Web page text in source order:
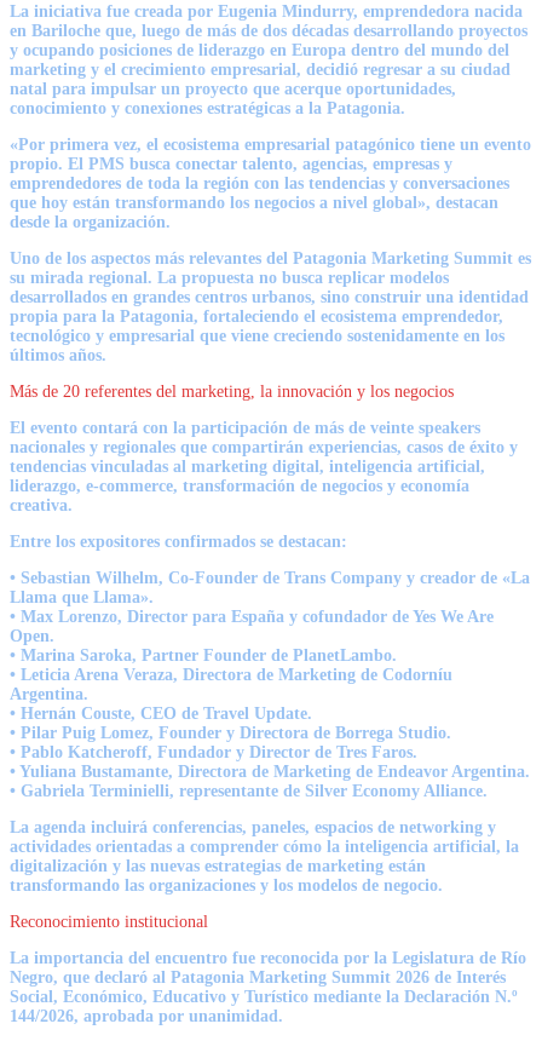
La iniciativa fue creada por Eugenia Mindurry, emprendedora nacida
en Bariloche que, luego de más de dos décadas desarrollando proyectos
y ocupando posiciones de liderazgo en Europa dentro del mundo del
marketing y el crecimiento empresarial, decidió regresar a su ciudad
natal para impulsar un proyecto que acerque oportunidades,
conocimiento y conexiones estratégicas a la Patagonia.
«Por primera vez, el ecosistema empresarial patagónico tiene un evento
propio. El PMS busca conectar talento, agencias, empresas y
emprendedores de toda la región con las tendencias y conversaciones
que hoy están transformando los negocios a nivel global», destacan
desde la organización.
Uno de los aspectos más relevantes del Patagonia Marketing Summit es
su mirada regional. La propuesta no busca replicar modelos
desarrollados en grandes centros urbanos, sino construir una identidad
propia para la Patagonia, fortaleciendo el ecosistema emprendedor,
tecnológico y empresarial que viene creciendo sostenidamente en los
últimos años.
Más de 20 referentes del marketing, la innovación y los negocios
El evento contará con la participación de más de veinte speakers
nacionales y regionales que compartirán experiencias, casos de éxito y
tendencias vinculadas al marketing digital, inteligencia artificial,
liderazgo, e-commerce, transformación de negocios y economía
creativa.
Entre los expositores confirmados se destacan:
• Sebastian Wilhelm, Co-Founder de Trans Company y creador de «La
Llama que Llama».
• Max Lorenzo, Director para España y cofundador de Yes We Are
Open.
• Marina Saroka, Partner Founder de PlanetLambo.
• Leticia Arena Veraza, Directora de Marketing de Codorníu
Argentina.
• Hernán Couste, CEO de Travel Update.
• Pilar Puig Lomez, Founder y Directora de Borrega Studio.
• Pablo Katcheroff, Fundador y Director de Tres Faros.
• Yuliana Bustamante, Directora de Marketing de Endeavor Argentina.
• Gabriela Terminielli, representante de Silver Economy Alliance.
La agenda incluirá conferencias, paneles, espacios de networking y
actividades orientadas a comprender cómo la inteligencia artificial, la
digitalización y las nuevas estrategias de marketing están
transformando las organizaciones y los modelos de negocio.
Reconocimiento institucional
La importancia del encuentro fue reconocida por la Legislatura de Río
Negro, que declaró al Patagonia Marketing Summit 2026 de Interés
Social, Económico, Educativo y Turístico mediante la Declaración N.º
144/2026, aprobada por unanimidad.